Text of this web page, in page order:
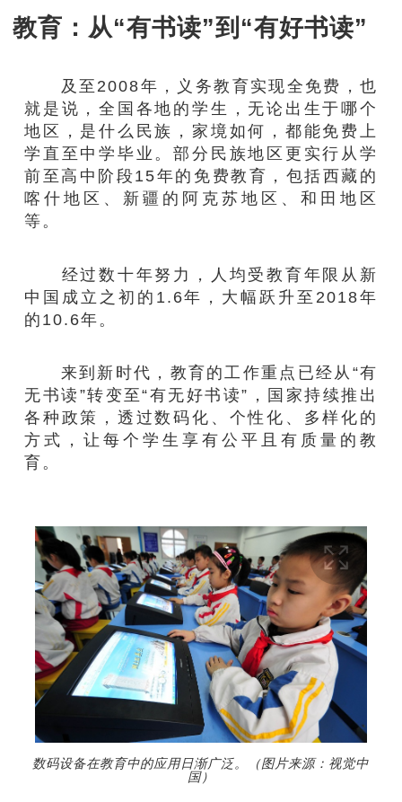
教育：从“有书读”到“有好书读”
及至2008年，义务教育实现全免费，也
就是说，全国各地的学生，无论出生于哪个
地区，是什么民族，家境如何，都能免费上
学直至中学毕业。部分民族地区更实行从学
前至高中阶段15年的免费教育，包括西藏的
喀什地区、新疆的阿克苏地区、和田地区
等。
经过数十年努力，人均受教育年限从新
中国成立之初的1.6年，大幅跃升至2018年
的10.6年。
来到新时代，教育的工作重点已经从“有
无书读”转变至“有无好书读”，国家持续推出
各种政策，透过数码化、个性化、多样化的
方式，让每个学生享有公平且有质量的教
育。
数码设备在教育中的应用日渐广泛。（图片来源：视觉中
国）